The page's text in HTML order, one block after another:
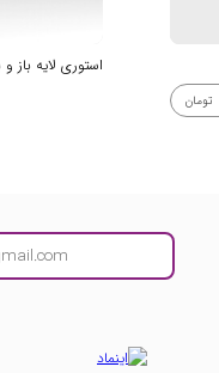
تومان
استوری لایه باز